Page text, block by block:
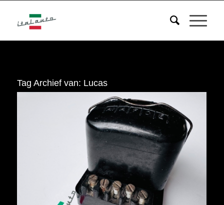
Tag Archief van: Lucas